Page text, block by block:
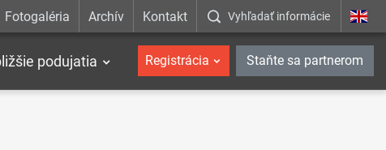
Fotogaléria Archív Kontakt Vyhľadať informácie
podujatia Registrácia Staňte sa partnerom